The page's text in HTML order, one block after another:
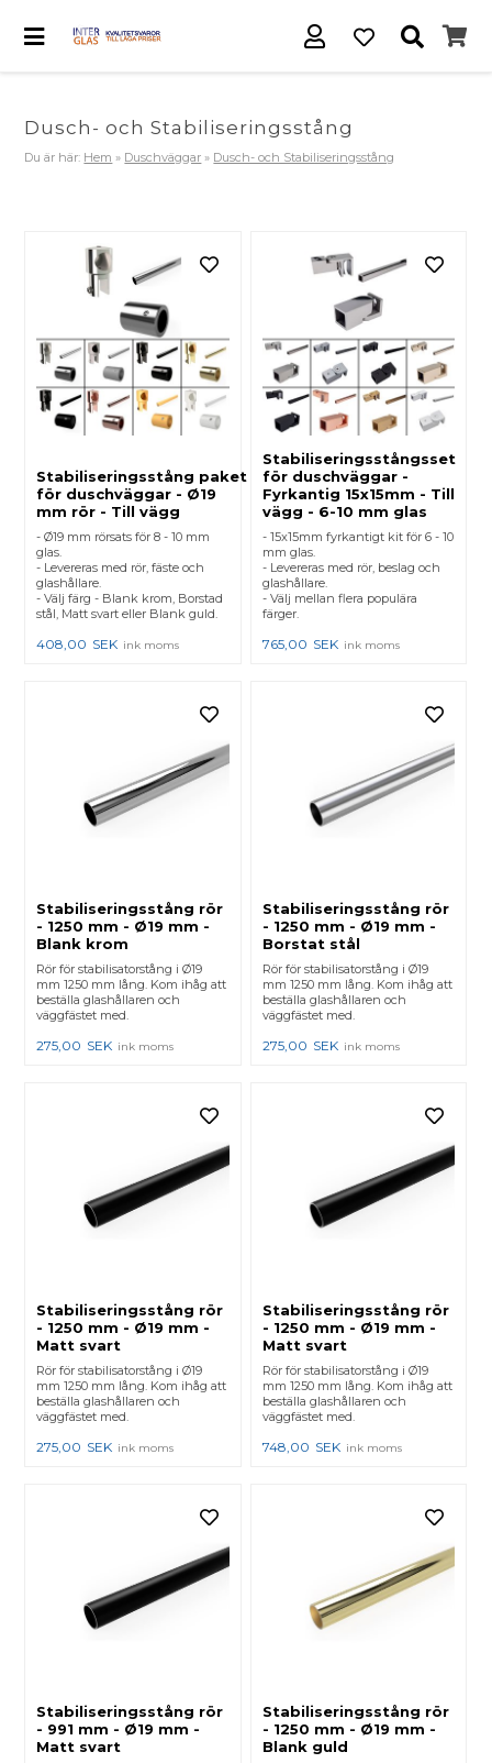
Dusch- och Stabiliseringsstång
Du är här: Hem » Duschväggar » Dusch- och Stabiliseringsstång
Stabiliseringsstång paket
för duschväggar - Ø19
mm rör - Till vägg
- Ø19 mm rörsats för 8 - 10 mm
glas.
- Levereras med rör, fäste och
glashållare.
- Välj färg - Blank krom, Borstad
stål, Matt svart eller Blank guld.
408,00 SEK ink moms
Stabiliseringsstångsset
för duschväggar -
Fyrkantig 15x15mm - Till
vägg - 6-10 mm glas
- 15x15mm fyrkantigt kit för 6 - 10
mm glas.
- Levereras med rör, beslag och
glashållare.
- Välj mellan flera populära
färger.
765,00 SEK ink moms
Stabiliseringsstång rör
- 1250 mm - Ø19 mm -
Blank krom
Rör för stabilisatorstång i Ø19
mm 1250 mm lång. Kom ihåg att
beställa glashållaren och
väggfästet med.
275,00 SEK ink moms
Stabiliseringsstång rör
- 1250 mm - Ø19 mm -
Borstat stål
Rör för stabilisatorstång i Ø19
mm 1250 mm lång. Kom ihåg att
beställa glashållaren och
väggfästet med.
275,00 SEK ink moms
Stabiliseringsstång rör
- 1250 mm - Ø19 mm -
Matt svart
Rör för stabilisatorstång i Ø19
mm 1250 mm lång. Kom ihåg att
beställa glashållaren och
väggfästet med.
275,00 SEK ink moms
Stabiliseringsstång rör
- 1250 mm - Ø19 mm -
Matt svart
Rör för stabilisatorstång i Ø19
mm 1250 mm lång. Kom ihåg att
beställa glashållaren och
väggfästet med.
748,00 SEK ink moms
Stabiliseringsstång rör
- 991 mm - Ø19 mm -
Matt svart
Stabiliseringsstång rör
- 1250 mm - Ø19 mm -
Blank guld